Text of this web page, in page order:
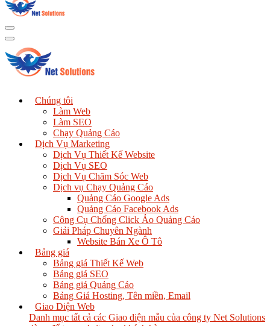
Chúng tôi
Làm Web
Làm SEO
Chạy Quảng Cáo
Dịch Vụ Marketing
Dịch Vụ Thiết Kế Website
Dịch Vụ SEO
Dịch Vụ Chăm Sóc Web
Dịch vụ Chạy Quảng Cáo
Quảng Cáo Google Ads
Quảng Cáo Facebook Ads
Công Cụ Chống Click Ảo Quảng Cáo
Giải Pháp Chuyên Ngành
Website Bán Xe Ô Tô
Bảng giá
Bảng giá Thiết Kế Web
Bảng giá SEO
Bảng giá Quảng Cáo
Bảng Giá Hosting, Tên miền, Email
Giao Diện Web
Danh mục tất cả các Giao diện mẫu của công ty Net Solutions